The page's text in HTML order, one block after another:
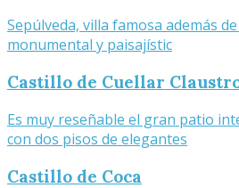
Sepúlveda, villa famosa además
monumental y paisajístic
Castillo de Cuellar
Es muy reseñable el gran patio
con dos pisos de elegantes
Castillo de Coca